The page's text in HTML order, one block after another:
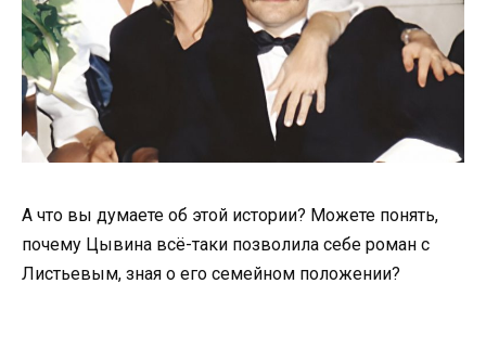
А что вы думаете об этой истории? Можете понять,
почему Цывина всё-таки позволила себе роман с
Листьевым, зная о его семейном положении?